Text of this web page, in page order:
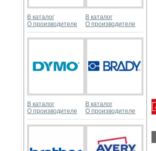
В каталог
О производителе
В каталог
О производителе
В каталог
О производителе
В каталог
О производителе